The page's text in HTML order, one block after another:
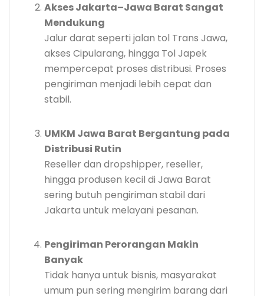
Akses Jakarta–Jawa Barat Sangat
Mendukung
Jalur darat seperti jalan tol Trans Jawa,
akses Cipularang, hingga Tol Japek
mempercepat proses distribusi. Proses
pengiriman menjadi lebih cepat dan
stabil.
UMKM Jawa Barat Bergantung pada
Distribusi Rutin
Reseller dan dropshipper, reseller,
hingga produsen kecil di Jawa Barat
sering butuh pengiriman stabil dari
Jakarta untuk melayani pesanan.
Pengiriman Perorangan Makin
Banyak
Tidak hanya untuk bisnis, masyarakat
umum pun sering mengirim barang dari